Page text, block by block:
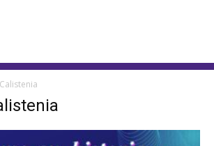
Calistenia